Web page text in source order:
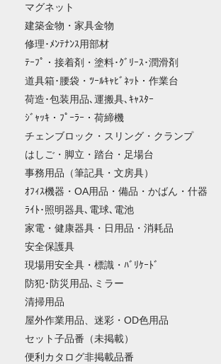
マグネット
建築金物・家具金物
修理･ﾒﾝﾃﾅﾝｽ用部材
ﾃｰﾌﾟ・接着剤・塗料･ｸﾞﾘｰｽ･潤滑剤
道具箱･腰袋・ﾂｰﾙｷｬﾋﾞﾈｯﾄ・作業台
荷造･包装用品､運搬具､ｷｬｽﾀｰ
ｼﾞｬｯｷ・ﾌﾟｰﾗｰ・荷締機
チェンブロック・スリング・クランプ
はしご・脚立・踏台・足場台
事務用品（筆記具・文房具）
ｵﾌｨｽ機器・OA用品・備品・かばん・什器
ﾗｲﾄ･照明器具､電球､電池
家電・健康器具・日用品・消耗品
安全保護具
現場用安全具・標識・ﾊﾞﾘｹｰﾄﾞ
防犯･防災用品､ミラー
清掃用品
屋外作業用品、迷彩・OD色用品
セット子品番（未掲載）
便利カタログ非掲載品番